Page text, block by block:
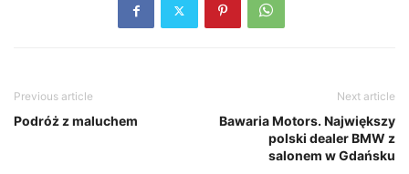
Previous article
Podróż z maluchem
Next article
Bawaria Motors. Największy
polski dealer BMW z
salonem w Gdańsku